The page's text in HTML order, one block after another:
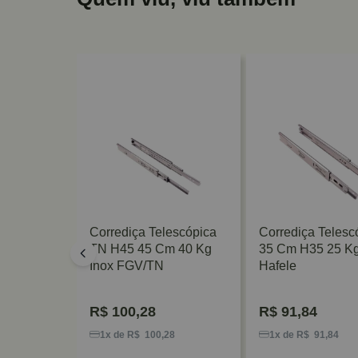
Corrediça Telescópica
TN H45 45 Cm 40 Kg
Inox FGV/TN
R$ 100,28
1x de R$ 100,28
Corrediça
35 Cm H35 25
Hafele
R$91,84
1x de R$ 91,84